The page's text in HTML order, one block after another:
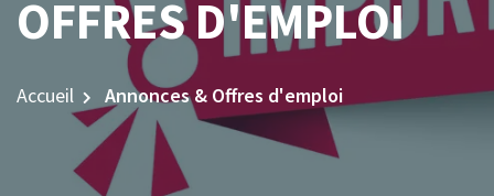
OFFRES D'EMPLOI
Accueil Annonces & Offres d'emploi